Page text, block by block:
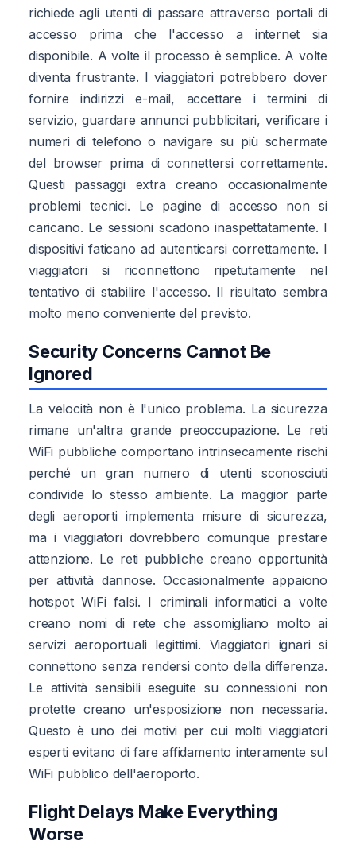
richiede agli utenti di passare attraverso portali di
accesso prima che l'accesso a internet sia
disponibile. A volte il processo è semplice. A volte
diventa frustrante. I viaggiatori potrebbero dover
fornire indirizzi e-mail, accettare i termini di
servizio, guardare annunci pubblicitari, verificare i
numeri di telefono o navigare su più schermate
del browser prima di connettersi correttamente.
Questi passaggi extra creano occasionalmente
problemi tecnici. Le pagine di accesso non si
caricano. Le sessioni scadono inaspettatamente. I
dispositivi faticano ad autenticarsi correttamente. I
viaggiatori si riconnettono ripetutamente nel
tentativo di stabilire l'accesso. Il risultato sembra
molto meno conveniente del previsto.
Security Concerns Cannot Be
Ignored
La velocità non è l'unico problema. La sicurezza
rimane un'altra grande preoccupazione. Le reti
WiFi pubbliche comportano intrinsecamente rischi
perché un gran numero di utenti sconosciuti
condivide lo stesso ambiente. La maggior parte
degli aeroporti implementa misure di sicurezza,
ma i viaggiatori dovrebbero comunque prestare
attenzione. Le reti pubbliche creano opportunità
per attività dannose. Occasionalmente appaiono
hotspot WiFi falsi. I criminali informatici a volte
creano nomi di rete che assomigliano molto ai
servizi aeroportuali legittimi. Viaggiatori ignari si
connettono senza rendersi conto della differenza.
Le attività sensibili eseguite su connessioni non
protette creano un'esposizione non necessaria.
Questo è uno dei motivi per cui molti viaggiatori
esperti evitano di fare affidamento interamente sul
WiFi pubblico dell'aeroporto.
Flight Delays Make Everything
Worse